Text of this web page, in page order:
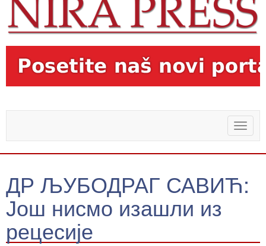
Toggle
ДР ЉУБОДРАГ САВИЋ:
Још нисмо изашли из
рецесије